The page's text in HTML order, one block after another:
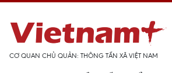
CƠ QUAN CHỦ QUẢN: THÔNG TẤN XÃ VIỆT NAM